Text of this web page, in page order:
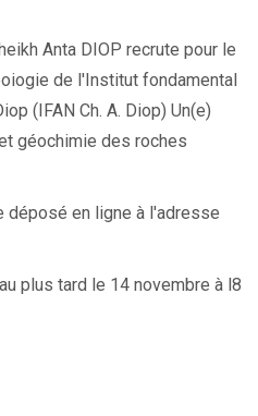
Anta DIOP recrute pour le
de l'Institut fondamental
(IFAN Ch. A. Diop) Un(e)
géochimie des roches
en ligne à l'adresse
plus tard le 14 novembre à l8